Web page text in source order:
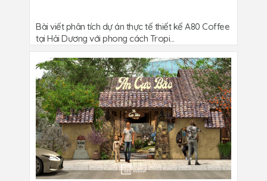
Bài viết phân tích dự án thực tế thiết kế A80 Coffee
tại Hải Dương với phong cách Tropi...